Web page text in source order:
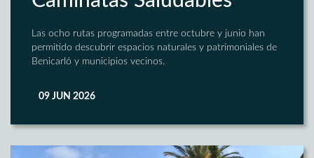
Las ocho rutas programadas entre octubre y junio han
permitido descubrir espacios naturales y patrimoniales de
Benicarló y municipios vecinos.
09 JUN 2026